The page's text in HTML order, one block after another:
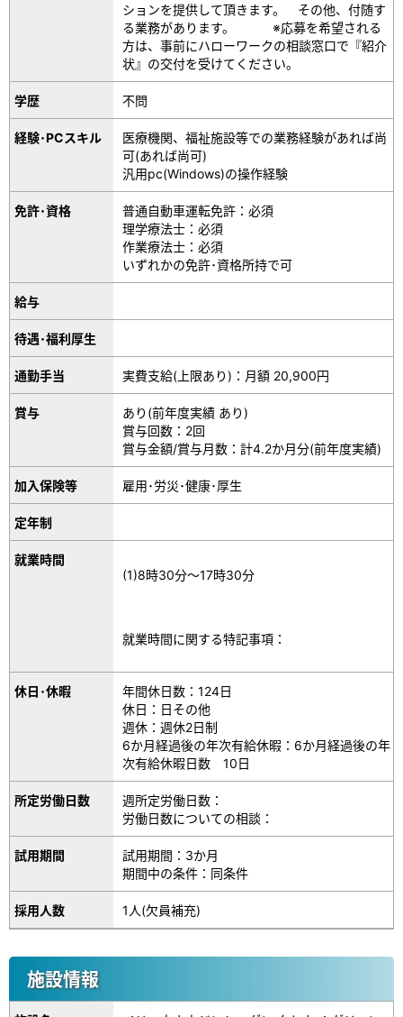
ションを提供して頂きます。 その他、付随す
る業務があります。 ※応募を希望される
方は、事前にハローワークの相談窓口で『紹介
状』の交付を受けてください。
学歴 不問
経験･PCスキル
医療機関、福祉施設等での業務経験があれば尚
可(あれば尚可)
汎用pc(Windows)の操作経験
免許･資格
普通自動車運転免許：必須
理学療法士：必須
作業療法士：必須
いずれかの免許･資格所持で可
給与
待遇･福利厚生
通勤手当 実費支給(上限あり)：月額 20,900円
賞与
あり(前年度実績 あり)
賞与回数：2回
賞与金額/賞与月数：計4.2か月分(前年度実績)
加入保険等 雇用･労災･健康･厚生
定年制
就業時間
(1)8時30分～17時30分
就業時間に関する特記事項：
休日･休暇
年間休日数：124日
休日：日その他
週休：週休2日制
6か月経過後の年次有給休暇：6か月経過後の年
次有給休暇日数 10日
所定労働日数
週所定労働日数：
労働日数についての相談：
試用期間
試用期間：3か月
期間中の条件：同条件
採用人数 1人(欠員補充)
施設情報